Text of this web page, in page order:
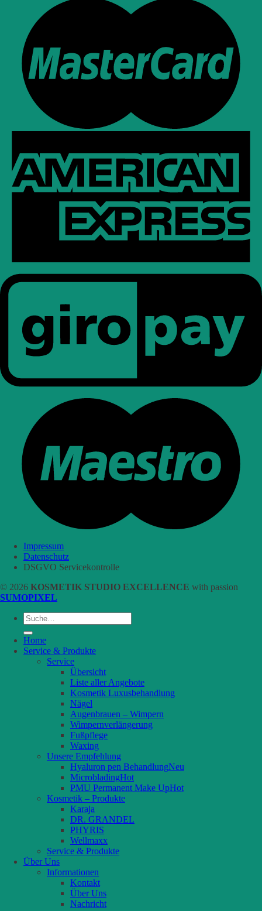
Impressum
Datenschutz
DSGVO Servicekontrolle
© 2026 KOSMETIK STUDIO EXCELLENCE with passion
SUMOPIXEL
Suche
nach:
Home
Service & Produkte
Service
Übersicht
Liste aller Angebote
Kosmetik Luxusbehandlung
Nägel
Augenbrauen – Wimpern
Wimpernverlängerung
Fußpflege
Waxing
Unsere Empfehlung
Hyaluron pen Behandlung
Microblading
PMU Permanent Make Up
Kosmetik – Produkte
Karaja
DR. GRANDEL
PHYRIS
Wellmaxx
Service & Produkte
Über Uns
Informationen
Kontakt
Über Uns
Nachricht